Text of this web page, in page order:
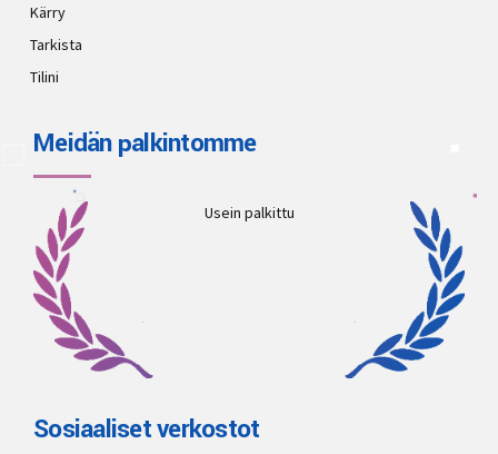
Kärry
Tarkista
Tilini
Meidän palkintomme
Usein palkittu
Sosiaaliset verkostot